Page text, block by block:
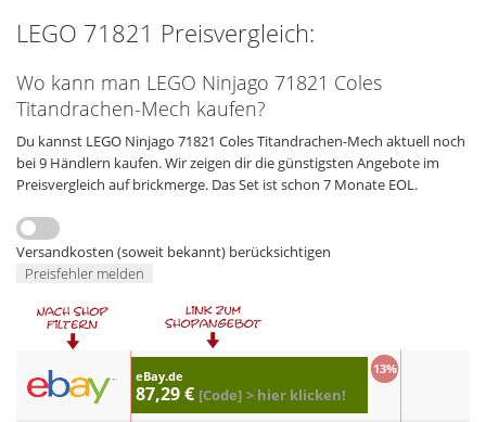
LEGO 71821 Preisvergleich:
Wo kann man LEGO Ninjago 71821 Coles
Titandrachen-Mech kaufen?
Du kannst LEGO Ninjago 71821 Coles Titandrachen-Mech aktuell noch
bei 9 Händlern kaufen. Wir zeigen dir die günstigsten Angebote im
Preisvergleich auf brickmerge. Das Set ist schon 7 Monate EOL.
Versandkosten (soweit bekannt) berücksichtigen
Preisfehler melden
eBay.de
87,29 € [Code]
13%
> hier klicken!